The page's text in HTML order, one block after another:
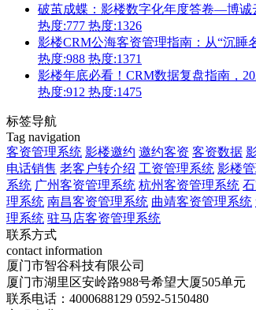
破茧成蝶：影楼数字化年度答卷—博诚
热度:777 热度:1326
影楼CRM公海客资管理指南：从“沉睡
热度:988 热度:1371
影楼年底必看！CRM数据复盘指南，
热度:912 热度:1475
标签导航
Tag navigation
客资管理系统 影楼邀约 邀约客资 客资数据
电话销售 老客户转介绍 工资管理系统 影楼
系统 广州客资管理系统 杭州客资管理系统
理系统 南昌客资管理系统 曲靖客资管理系统
理系统 驻马店客资管理系统
联系方式
contact information
厦门市智谷科技有限公司
厦门市湖里区安岭路988号希望大厦505单元
联系电话：4000688129 0592-5150480